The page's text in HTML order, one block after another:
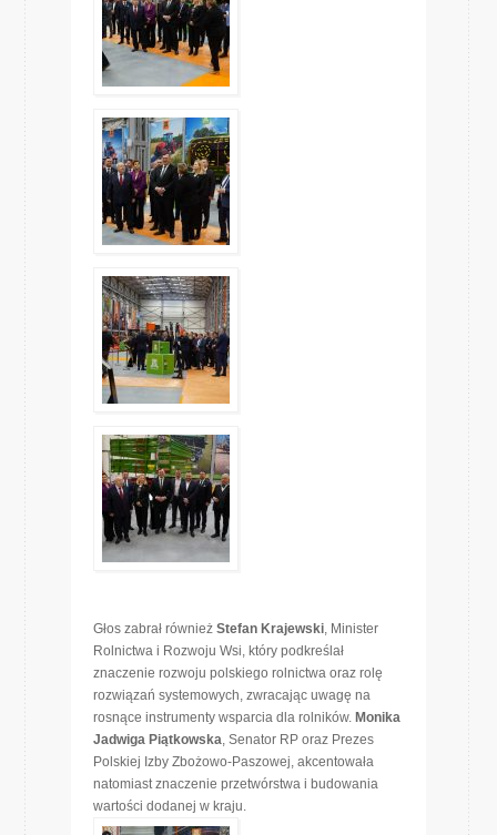
Głos zabrał również Stefan Krajewski, Minister
Rolnictwa i Rozwoju Wsi, który podkreślał
znaczenie rozwoju polskiego rolnictwa oraz rolę
rozwiązań systemowych, zwracając uwagę na
rosnące instrumenty wsparcia dla rolników. Monika
Jadwiga Piątkowska, Senator RP oraz Prezes
Polskiej Izby Zbożowo-Paszowej, akcentowała
natomiast znaczenie przetwórstwa i budowania
wartości dodanej w kraju.